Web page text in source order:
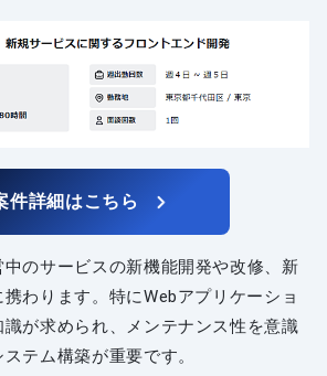
件詳細はこちら
のサービスの新機能開発や改修、新
わります。特にWebアプリケーショ
が求められ、メンテナンス性を意識
テム構築が重要です。